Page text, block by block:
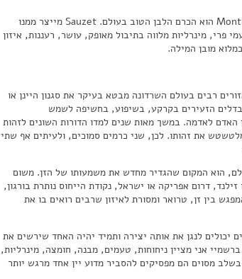
עוד יצירת מופת של יצרן ענק, שקשה להסביר במילים. בעיני רבים Montrachet הוא הכרם הלבן הטוב בעולם. Sauzet מייצר ממנו
פרי, מינרליות מלווה בתיבול מאופק, עושר, רעננות, איזון
מובן המילה.
רבים בעולם השרדונה מבטא בעיקר את סגנון היינן או
הזעירים בקרקע, בשיפוע, בחשיפה לשמש
האדם לאדמה. במשך מאות שנים למדו הדורות השונים לזהות
את זהותו. לכן, שני כרמים סמוכים, ולעיתים אף שתי
הוא המקום שהגדיר מחדש את משמעותו של הזן. משום
דרום אפריקה או ישראל, נקודת הייחוס נותרת בורגון,
בין זן, טרואר ומסורת לאיזון שרבים רואים בו את
יכולים לנגן את אותה יצירה ותמיד יהיה האחד שירשים את
אני מציין ניחוחות, טעמים, מבנה, חומצה, מינרליות,
מסוים הם מפסיקים להסביר מדוע יין אחד מרגש יותר